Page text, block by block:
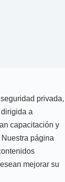
privada,
a
capacitación y
página
mejorar su